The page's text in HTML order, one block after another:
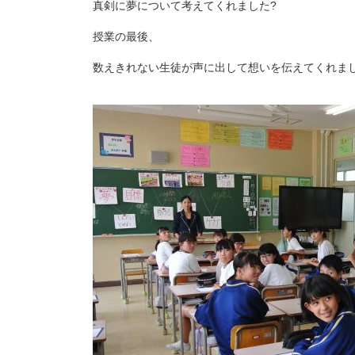
真剣に夢について考えてくれました?
授業の最後、
数えきれない生徒が声に出して想いを伝えてくれま